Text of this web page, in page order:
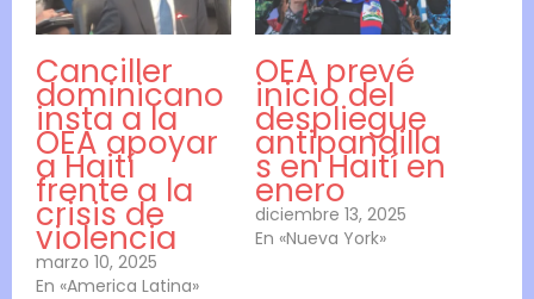
Canciller
dominicano
insta a la
OEA apoyar
a Haití
frente a la
crisis de
violencia
marzo 10, 2025
En «America Latina»
OEA prevé
inicio del
despliegue
antipandilla
s en Haití en
enero
diciembre 13, 2025
En «Nueva York»